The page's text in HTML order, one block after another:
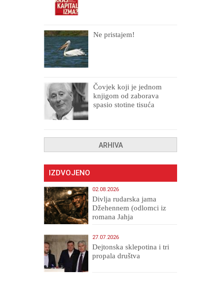
Ne pristajem!
Čovjek koji je jednom
knjigom od zaborava
spasio stotine tisuća
ARHIVA
IZDVOJENO
02.08.2026
Divlja rudarska jama
Džehennem (odlomci iz
romana Jahja
27.07.2026
Dejtonska sklepotina i tri
propala društva